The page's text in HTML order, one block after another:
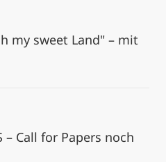
my sweet Land" – mit
– Call for Papers noch